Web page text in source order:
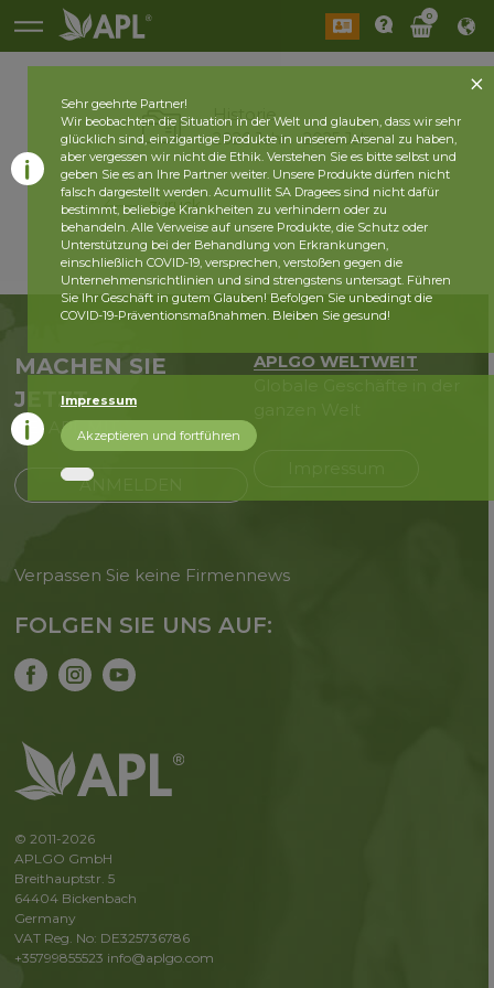
0
Historie
2026 Jahr 2025 Jahr
zurück
MACHEN SIE
JETZT
BEI APL MIT
ANMELDEN
APLGO WELTWEIT
Verpassen Sie keine Firmennews
FOLGEN SIE UNS AUF:
© 2011-2026
APLGO GmbH
Breithauptstr. 5
64404 Bickenbach
Germany
VAT Reg. No: DE325736786
+35799855523 info@aplgo.com
Sehr geehrte Partner!
Wir beobachten die Situation in der Welt und glauben, dass wir sehr
glücklich sind, einzigartige Produkte in unserem Arsenal zu haben,
aber vergessen wir nicht die Ethik. Verstehen Sie es bitte selbst und
geben Sie es an Ihre Partner weiter. Unsere Produkte dürfen nicht
falsch dargestellt werden. Acumullit SA Dragees sind nicht dafür
bestimmt, beliebige Krankheiten zu verhindern oder zu
behandeln. Alle Verweise auf unsere Produkte, die Schutz oder
Unterstützung bei der Behandlung von Erkrankungen,
einschließlich COVID-19, versprechen, verstoßen gegen die
Unternehmensrichtlinien und sind strengstens untersagt. Führen
Sie Ihr Geschäft in gutem Glauben! Befolgen Sie unbedingt die
COVID-19-Präventionsmaßnahmen. Bleiben Sie gesund!
Impressum
Akzeptieren und fortführen